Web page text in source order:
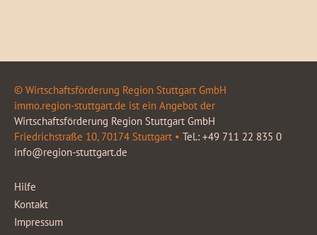
© Wirtschaftsförderung Region Stuttgart GmbH
immo.region-stuttgart.de ist ein Angebot der
Wirtschaftsförderung Region Stuttgart GmbH
Friedrichstraße 10, 70174 Stuttgart • Tel.: +49 711 22 835 0
info@region-stuttgart.de
Hilfe
Kontakt
Impressum